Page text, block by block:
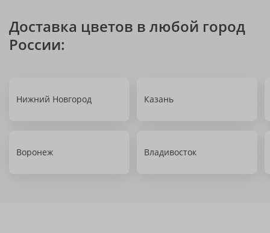
Доставка цветов в любой город
России:
Нижний Новгород Казань
Воронеж Владивосток